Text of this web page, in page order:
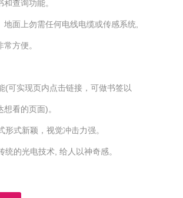
查询功能。
地面上勿需任何电线电缆或传感系统,
方便。
(可实现页内点击链接，可做书签以
看的页面)。
形式新颖，视觉冲击力强。
统的光电技术, 给人以神奇感。